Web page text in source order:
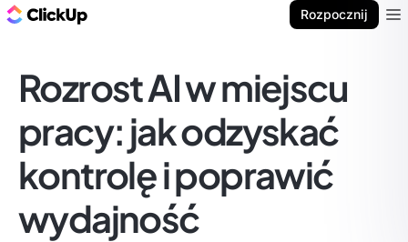
Rozpocznij
Rozrost AI w miejscu
pracy: jak odzyskać
kontrolę i poprawić
wydajność